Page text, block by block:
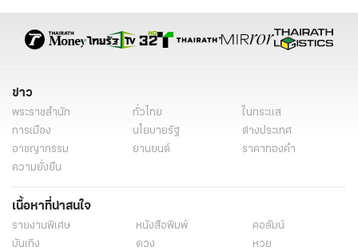
อาศรมฤาษีเณร เลขเด็ดฤาษีเณร หวย
ข่าว
พระราชสำนัก ทั่วไทย
ในกระแส
การเมือง
นโยบายรัฐ
ต่างประเทศ
อาชญากรรม
ยานยนต์
ราคาทองคำ
ความยั่งยืน
เนื้อหาที่น่าสนใจ
รายงานพิเศษ หนังสือพิมพ์
คอลัมน์
บันเทิง
ดวง
หวย